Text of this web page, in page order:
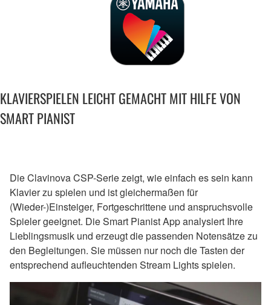
KLAVIERSPIELEN LEICHT GEMACHT MIT HILFE VON
SMART PIANIST
Die Clavinova CSP-Serie zeigt, wie einfach es sein kann
Klavier zu spielen und ist gleichermaßen für
(Wieder-)Einsteiger, Fortgeschrittene und anspruchsvolle
Spieler geeignet. Die Smart Pianist App analysiert Ihre
Lieblingsmusik und erzeugt die passenden Notensätze zu
den Begleitungen. Sie müssen nur noch die Tasten der
entsprechend aufleuchtenden Stream Lights spielen.